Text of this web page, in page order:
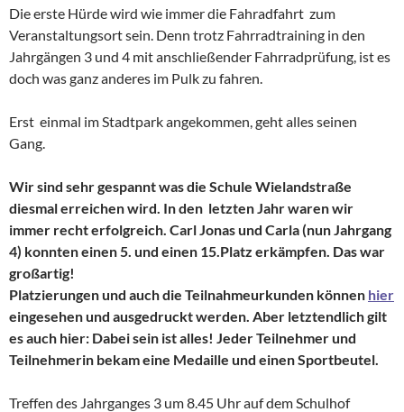
Die erste Hürde wird wie immer die Fahradfahrt zum
Veranstaltungsort sein. Denn trotz Fahrradtraining in den
Jahrgängen 3 und 4 mit anschließender Fahrradprüfung, ist es
doch was ganz anderes im Pulk zu fahren.
Erst einmal im Stadtpark angekommen, geht alles seinen
Gang.
Wir sind sehr gespannt was die Schule Wielandstraße
diesmal erreichen wird. In den letzten Jahr waren wir
immer recht erfolgreich. Carl Jonas und Carla (nun Jahrgang
4) konnten einen 5. und einen 15.Platz erkämpfen. Das war
großartig!
Platzierungen und auch die Teilnahmeurkunden können hier
eingesehen und ausgedruckt werden. Aber letztendlich gilt
es auch hier: Dabei sein ist alles! Jeder Teilnehmer und
Teilnehmerin bekam eine Medaille und einen Sportbeutel.
Treffen des Jahrganges 3 um 8.45 Uhr auf dem Schulhof